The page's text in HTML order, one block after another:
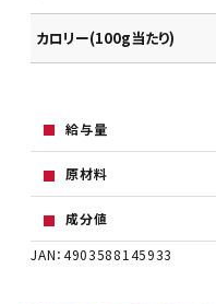
カロリー(100g当たり)
給与量
原材料
成分値
JAN：4903588145933